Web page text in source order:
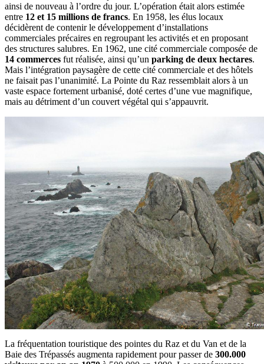
ainsi de nouveau à l’ordre du jour. L’opération était alors estimée
entre 12 et 15 millions de francs. En 1958, les élus locaux
décidèrent de contenir le développement d’installations
commerciales précaires en regroupant les activités et en proposant
des structures salubres. En 1962, une cité commerciale composée de
14 commerces fut réalisée, ainsi qu’un parking de deux hectares.
Mais l’intégration paysagère de cette cité commerciale et des hôtels
ne faisait pas l’unanimité. La Pointe du Raz ressemblait alors à un
vaste espace fortement urbanisé, doté certes d’une vue magnifique,
mais au détriment d’un couvert végétal qui s’appauvrit.
La fréquentation touristique des pointes du Raz et du Van et de la
Baie des Trépassés augmenta rapidement pour passer de 300.000